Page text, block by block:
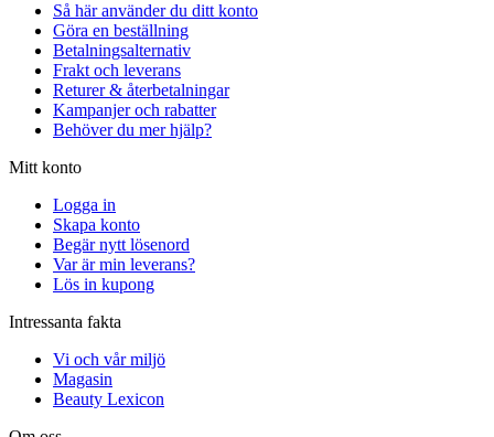
Så här använder du ditt konto
Göra en beställning
Betalningsalternativ
Frakt och leverans
Returer & återbetalningar
Kampanjer och rabatter
Behöver du mer hjälp?
Mitt konto
Logga in
Skapa konto
Begär nytt lösenord
Var är min leverans?
Lös in kupong
Intressanta fakta
Vi och vår miljö
Magasin
Beauty Lexicon